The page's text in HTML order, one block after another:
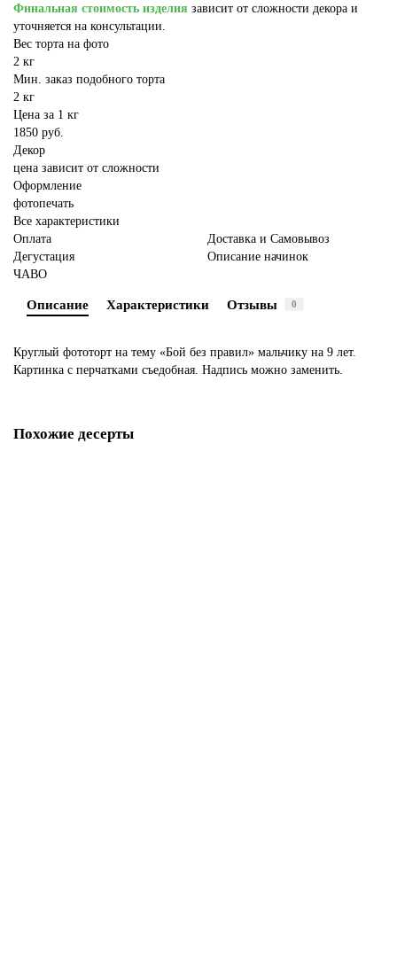
Финальная стоимость изделия зависит от сложности декора и
уточняется на консультации.
Вес торта на фото
2 кг
Мин. заказ подобного торта
2 кг
Цена за 1 кг
1850 руб.
Декор
цена зависит от сложности
Оформление
фотопечать
Все характеристики
Оплата
Доставка и Самовывоз
Дегустация
Описание начинок
ЧАВО
Описание Характеристики Отзывы 0
Круглый фототорт на тему «Бой без правил» мальчику на 9 лет.
Картинка с перчатками съедобная. Надпись можно заменить.
Похожие десерты